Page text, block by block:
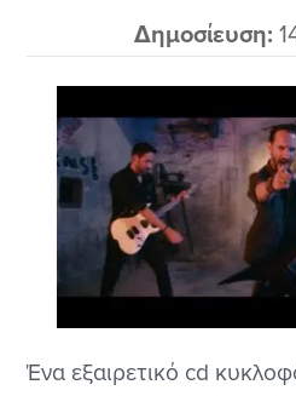
Δημοσίευση:
Ένα εξαιρετικό cd